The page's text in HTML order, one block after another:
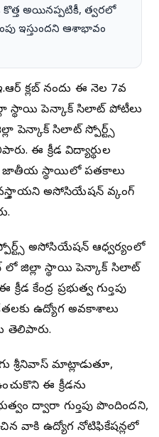
కొత్త అయినప్పటికీ, త్వరలో
ఇస్తుందని ఆశాభావం
క్లబ్ నందు ఈ నెల 7వ
స్థాయి పెన్కాక్ సిలాట్ పోటీలు
పెన్కాక్ సిలాట్ స్పోర్ట్స్
ఈ క్రీడ విద్యార్థుల
జాతీయ స్థాయిలో పతకాలు
అసోసియేషన్ వర్కింగ్
అసోసియేషన్ ఆధ్వర్యంలో
లో జిల్లా స్థాయి పెన్కాక్ సిలాట్
ప్రభుత్వ గుర్తింపు
ఉద్యోగ అవకాశాలు
తెలిపారు.
శ్రీనివాస్ మాట్లాడుతూ,
ఈ క్రీడను
ద్వారా గుర్తింపు పొందిందని,
ఉద్యోగ నోటిఫికేషన్లలో